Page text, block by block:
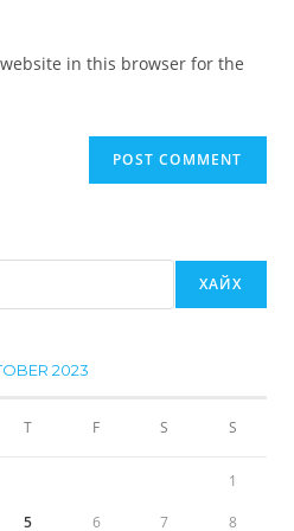
in this browser for the
ХАЙХ
2023
T F S S
1
5 6 7 8